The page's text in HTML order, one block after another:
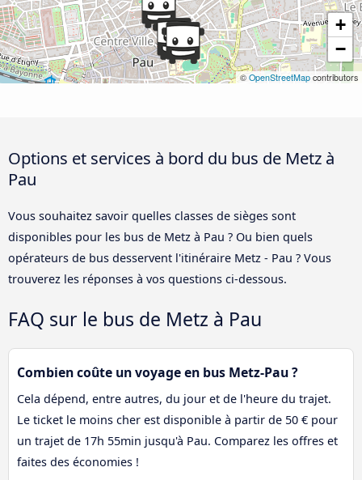
+
−
©OpenStreetMap contributors
Options et services à bord du bus de Metz à
Pau
Vous souhaitez savoir quelles classes de sièges sont
disponibles pour les bus de Metz à Pau ? Ou bien quels
opérateurs de bus desservent l'itinéraire Metz - Pau ? Vous
trouverez les réponses à vos questions ci-dessous.
FAQ sur le bus de Metz à Pau
Combien coûte un voyage en bus Metz-Pau ?
Cela dépend, entre autres, du jour et de l'heure du trajet.
Le ticket le moins cher est disponible à partir de 50 € pour
un trajet de 17h 55min jusqu'à Pau. Comparez les offres et
faites des économies !